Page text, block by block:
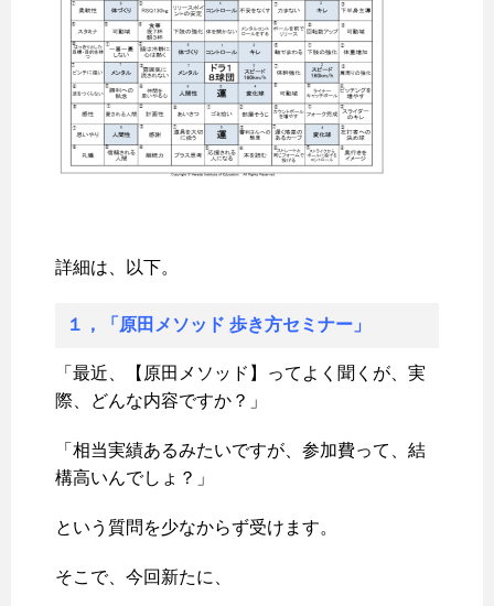
詳細は、以下。
１，「原田メソッド 歩き方セミナー」
「最近、【原田メソッド】ってよく聞くが、実
際、どんな内容ですか？」
「相当実績あるみたいですが、参加費って、結
構高いんでしょ？」
という質問を少なからず受けます。
そこで、今回新たに、